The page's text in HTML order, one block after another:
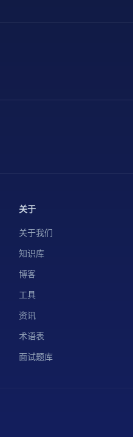
关于
关于我们
知识库
博客
工具
资讯
术语表
面试题库